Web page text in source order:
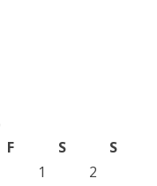
F S
S
1
2